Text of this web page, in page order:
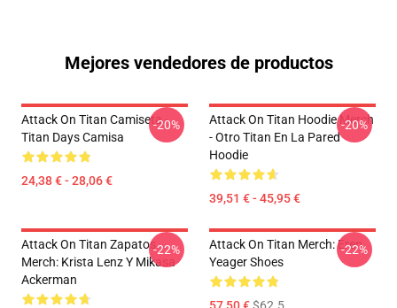
Mejores vendedores de productos
Attack On Titan Camiseta -
Titan Days Camisa
24,38 € - 28,06 €
-20%
Attack On Titan Hoodie Merch
- Otro Titan En La Pared
Hoodie
39,51 € - 45,95 €
-20%
Attack On Titan Zapatos
Merch: Krista Lenz Y Mikasa
Ackerman
-22%
Attack On Titan Merch: Eren
Yeager Shoes
-22%